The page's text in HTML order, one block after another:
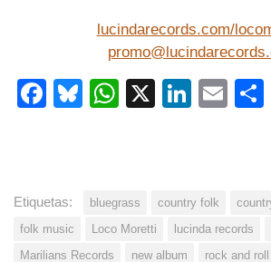
lucindarecords.com/
Facebook
Bluesky
WhatsApp
X
Etiquetas: bluegrass country folk
folk music
Loco Moretti lucinda records
Marilians Records
new album rock and roll